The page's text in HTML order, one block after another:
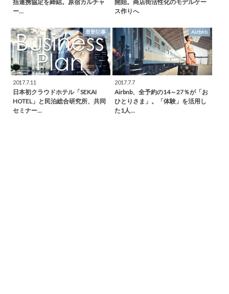
括連携協定を締結。原宿カルチャ
ー…
開始。商店街活性化のモデルケー
ス作りへ
最新記事
2017.7.11
日本初クラウドホテル「SEKAI
HOTEL」と民泊総合研究所、共同
セミナー…
Airbnb
2017.7.7
Airbnb、全予約の14～27％が「お
ひとりさま」。「体験」を活用し
た1人…